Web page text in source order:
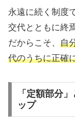
永遠に続く制度
交代とともに終
だからこそ、 自
代のうちに正確
「定額部分
ップ